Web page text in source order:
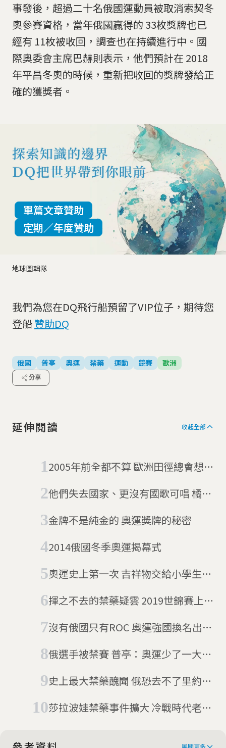
事發後，超過二十名俄國運動員被取消索契冬
奧參賽資格，當年俄國贏得的 33枚獎牌也已
經有 11枚被收回，調查也在持續進行中。國
際奧委會主席巴赫則表示，他們預計在 2018
年平昌冬奧的時候，重新把收回的獎牌發給正
確的獲獎者。
地球圖輯隊
單篇文章贊助
定期／年度贊助
我們為您在DQ飛行船預留了VIP位子，期待您
登船贊助DQ
俄國 普亭 奧運 禁藥 運動 競賽 歐洲
分享
延伸閱讀 收起全部
2005年前全都不算 歐洲田徑總會想把
他們失去國家、更沒有國歌可唱 橘與
金牌不是純金的 奧運獎牌的秘密
2014俄國冬季奧運揭幕式
奧運史上第一次 吉祥物交給小學生決
揮之不去的禁藥疑雲 2019世錦賽上，
沒有俄國只有ROC 奧運強國換名出征
俄選手被禁賽 普亭：奧運少了一大亮
史上最大禁藥醜聞 俄恐去不了里約奧
莎拉波娃禁藥事件擴大 冷戰時代老藥